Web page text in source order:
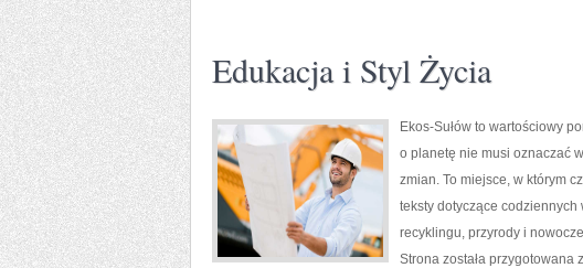
Edukacja i Styl Życia
Ekos-Sułów to wartościowy
o planetę nie musi oznaczać
zmian. To miejsce, w którym
teksty dotyczące
recyklingu, przyrody i
Strona została przygotowana